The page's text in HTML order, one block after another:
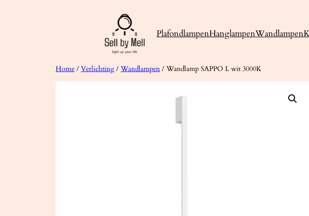
PlafondlampenHanglampenWandlampen
Home / Verlichting / Wandlampen / Wandlamp SAPPO L wit 3000K